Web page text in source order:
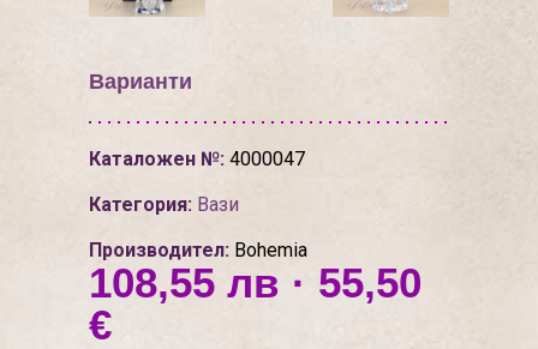
Варианти
Каталожен №: 4000047
Категория: Вази
Производител: Bohemia
108,55 лв · 55,50
€